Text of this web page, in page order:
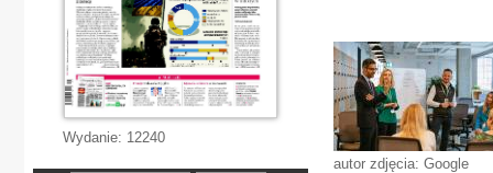
autor zdjęcia: Google
Wydanie: 12240